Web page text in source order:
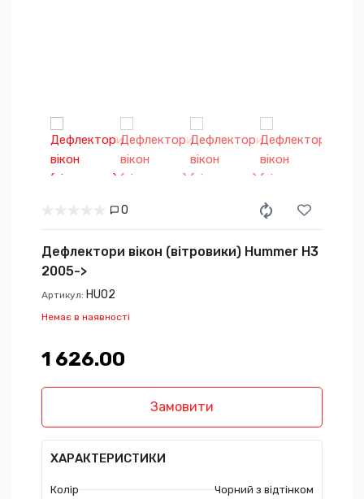
0
Дефлектори вікон (вітровики) Hummer H3
2005->
Артикул: HU02
Немає в наявності
1 626.00₴
Замовити
ХАРАКТЕРИСТИКИ
Колір Чорний з відтінком